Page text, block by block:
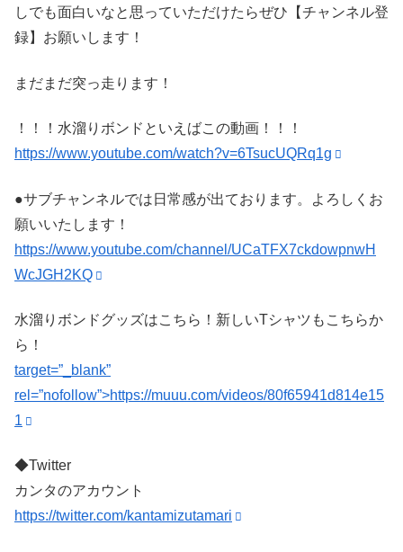
しでも面白いなと思っていただけたらぜひ【チャンネル登
録】お願いします！
まだまだ突っ走ります！
！！！水溜りボンドといえばこの動画！！！
https://www.youtube.com/watch?v=6TsucUQRq1g
●サブチャンネルでは日常感が出ております。よろしくお
願いいたします！
https://www.youtube.com/channel/UCaTFX7ckdowpnwH
WcJGH2KQ
水溜りボンドグッズはこちら！新しいTシャツもこちらか
ら！
target=”_blank”
rel=”nofollow”>https://muuu.com/videos/80f65941d814e15
1
◆Twitter
カンタのアカウント
https://twitter.com/kantamizutamari